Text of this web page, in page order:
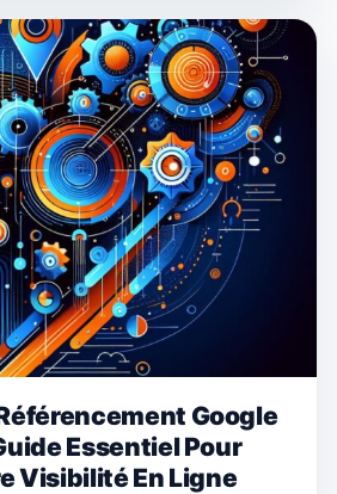
Google
Essentiel Pour
Visibilité En Ligne